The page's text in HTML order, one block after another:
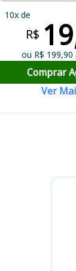
São
10x de
R$
ou R$ 199,90
Comprar
Ver